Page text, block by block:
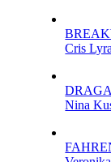
Cris
Nina